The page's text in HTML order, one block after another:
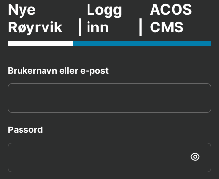
Nye
Røyrvik
Logg
inn
ACOS
CMS
Brukernavn eller e-post
Passord